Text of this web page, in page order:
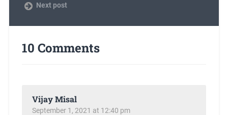
Next post
10 Comments
Vijay Misal
September 1, 2021 at 12:40 pm